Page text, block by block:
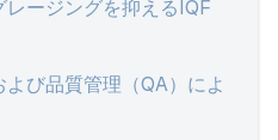
ージングを抑えるIQF
よび品質管理（QA）によ